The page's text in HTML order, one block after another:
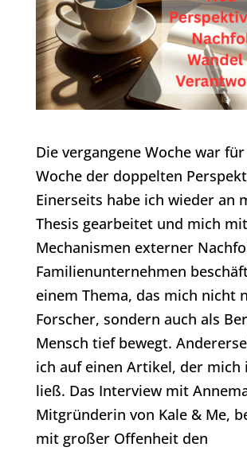
Die vergangene Woche war
Woche der doppelten
Einerseits habe ich wieder an
Thesis gearbeitet und mich
Mechanismen externer
Familienunternehmen
einem Thema, das mich nicht
Forscher, sondern auch als
Mensch tief bewegt.
ich auf einen Artikel, der mich
ließ. Das Interview mit
Mitgründerin von Kale & Me,
mit großer Offenheit den